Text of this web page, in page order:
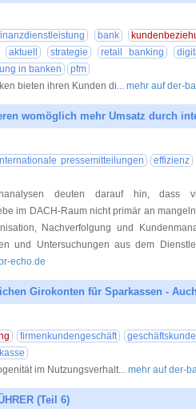
bank
aktuell strategie retail banking
in banken
pfm
bieten ihren Kunden di... mehr auf der-
womöglich mehr Umsatz durch
pressemitteilungen
effizienz
deuten darauf hin, dass
im DACH-Raum nicht primär an
Nachverfolgung und
und Untersuchungen aus dem
echo.de
Girokonten für Sparkassen -
firmenkundengeschäft
im Nutzungsverhalt... mehr auf der-
(Teil 6)